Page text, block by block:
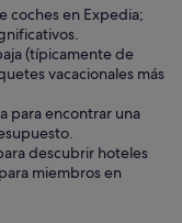
coches en Expedia;
(típicamente de
vacacionales más
para encontrar una
descubrir hoteles
miembros en